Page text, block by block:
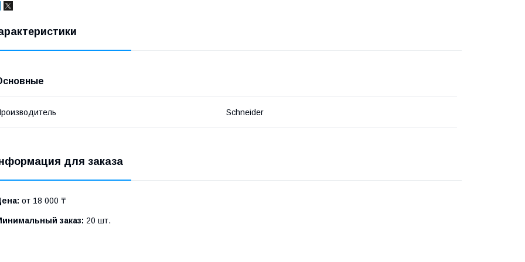
Schneider
для заказа
от 18 000 ₸
заказ: 20 шт.